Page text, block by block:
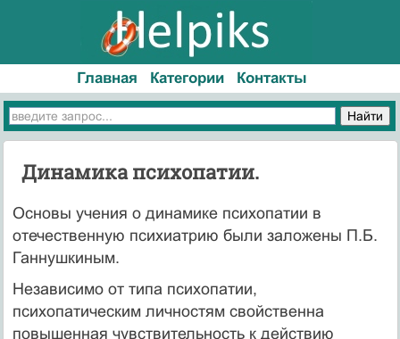
Главная Категории Контакты
Динамика психопатии.
Основы учения о динамике психопатии в
отечественную психиатрию были заложены П.Б.
Ганнушкиным.
Независимо от типа психопатии,
психопатическим личностям свойственна
повышенная чувствительность к действию